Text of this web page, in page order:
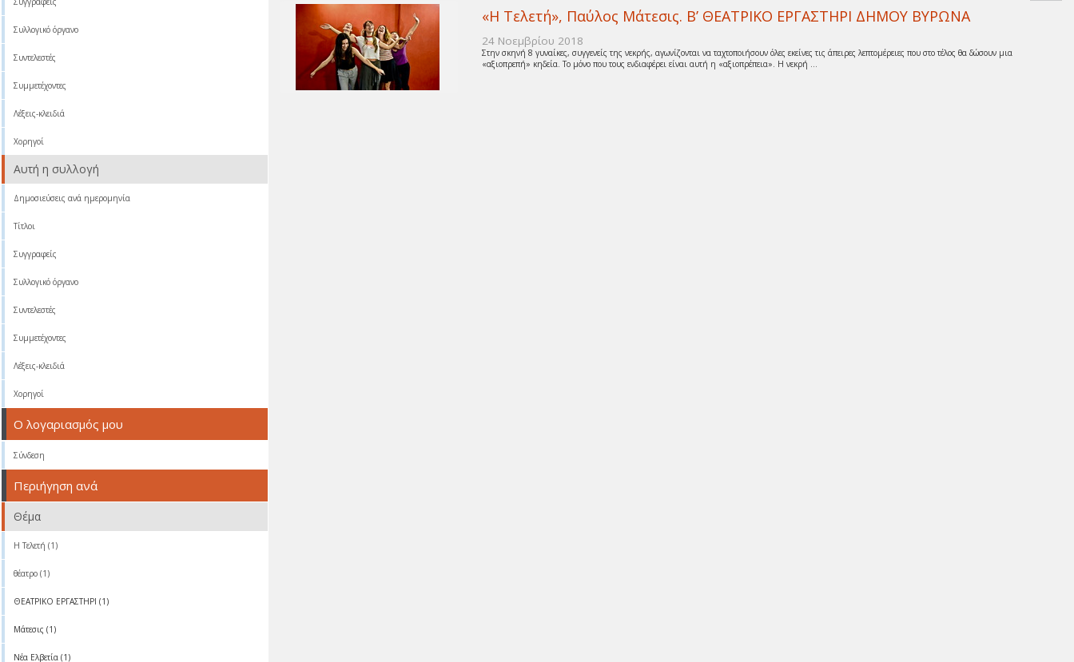
«Η Τελετή», Παύλος Μάτεσις. Β’ ΘΕΑΤΡΙΚΟ ΕΡΓΑΣΤΗΡΙ ΔΗΜΟΥ ΒΥΡΩΝΑ
24 Νοεμβρίου 2018
Στην σκηνή 8 γυναίκες, συγγενείς της νεκρής, αγωνίζονται να ταχτοποιήσουν όλες εκείνες τις άπειρες λεπτομέρειες που στο τέλος θα δώσουν μια
«αξιοπρεπή» κηδεία. Το μόνο που τους ενδιαφέρει είναι αυτή η «αξιοπρέπεια». Η νεκρή ...
Συλλογικό όργανο
Συντελεστές
Συμμετέχοντες
Λέξεις-κλειδιά
Χορηγοί
Αυτή η συλλογή
Δημοσιεύσεις ανά ημερομηνία
Τίτλοι
Συγγραφείς
Συλλογικό όργανο
Συντελεστές
Συμμετέχοντες
Λέξεις-κλειδιά
Χορηγοί
Ο λογαριασμός μου
Σύνδεση
Περιήγηση ανά
Θέμα
Η Τελετή (1)
θέατρο (1)
ΘΕΑΤΡΙΚΟ ΕΡΓΑΣΤΗΡΙ (1)
Μάτεσις (1)
Νέα Ελβετία (1)